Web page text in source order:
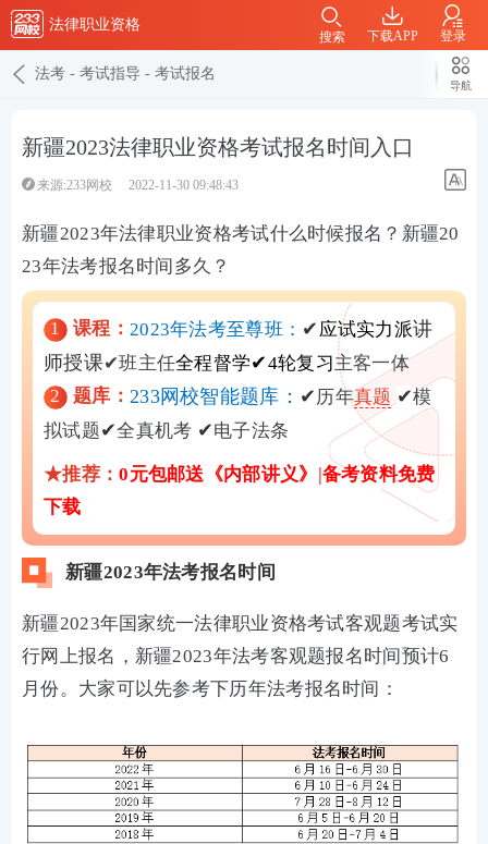
法律职业资格
下载APP 登录
搜索
法考 - 考试指导 - 考试报名
导航
新疆2023法律职业资格考试报名时间入口
来源:233网校 2022-11-30 09:48:43
新疆2023年法律职业资格考试什么时候报名？新疆20
23年法考报名时间多久？
1 课程： 2023年法考至尊班： ✔ 应试实力派讲
师授课✔班主任全程督学✔4轮复习主客一体
2
题库： 233网校智能题库： ✔ 历年真题 ✔模
拟试题✔全真机考 ✔电子法条
★推荐：0元包邮送《内部讲义》 |备考资料免费
下载
新疆2023年法考报名时间
新疆2023年国家统一法律职业资格考试客观题考试实
行网上报名，新疆2023年法考客观题报名时间预计6
月份。大家可以先参考下历年法考报名时间：